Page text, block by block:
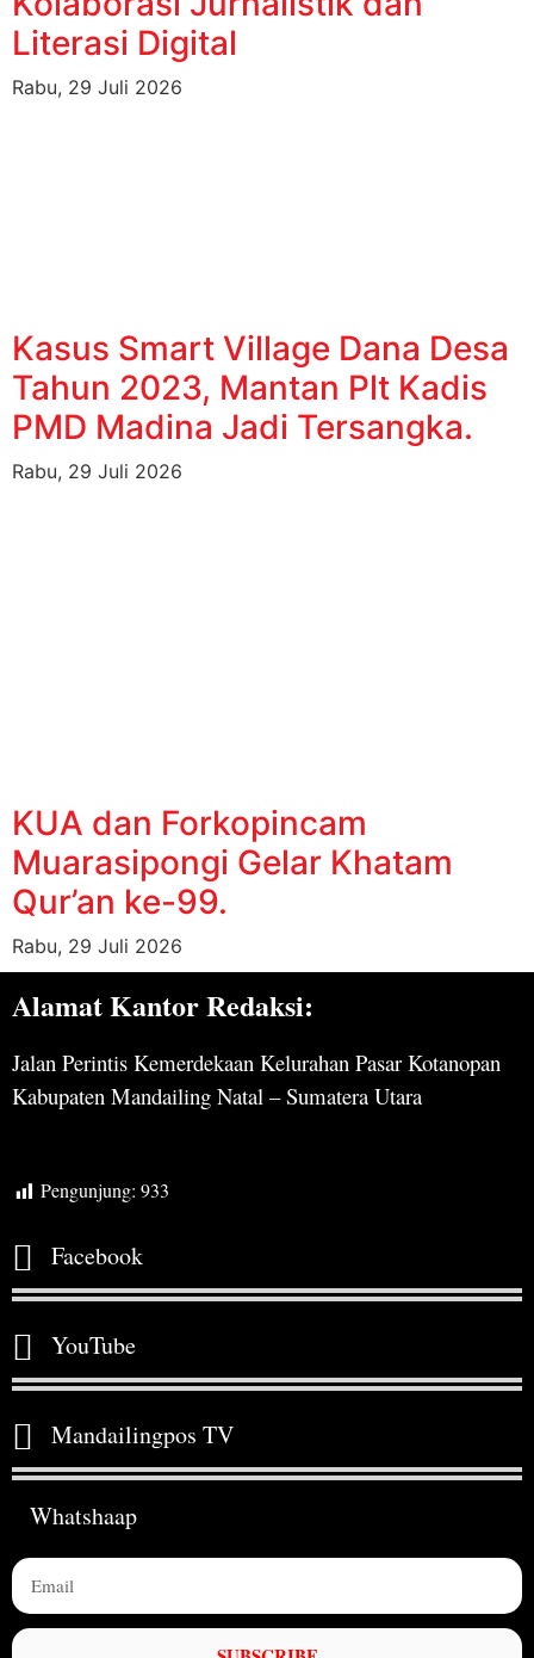
Literasi Digital
Rabu, 29 Juli 2026
Kasus Smart Village Dana Desa
Tahun 2023, Mantan Plt Kadis
PMD Madina Jadi Tersangka.
Rabu, 29 Juli 2026
KUA dan Forkopincam
Muarasipongi Gelar Khatam
Qur’an ke-99.
Rabu, 29 Juli 2026
Alamat Kantor Redaksi:
Jalan Perintis Kemerdekaan Kelurahan Pasar Kotanopan
Kabupaten Mandailing Natal – Sumatera Utara
Pengunjung: 933
Facebook
YouTube
Mandailingpos TV
Whatshaap